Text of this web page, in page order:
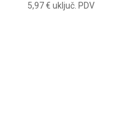
5,97€ uključ. PDV